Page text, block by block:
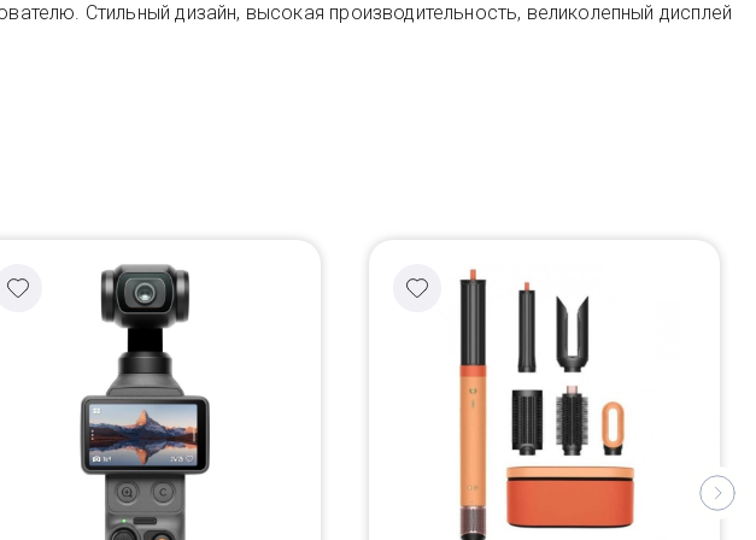
Стильный дизайн, высокая производительность, великолепный дисплей